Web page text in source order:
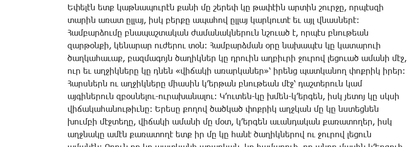
Ե­փե­լէն ետք կաթ­նա­պու­րէն քա­նի մը շե­րեփ կը թա­փէին ար­տին շուր­ջը, որ­պէս­զի
տա­րին ա­ռատ ըլ­լայ, իսկ բեր­քը ա­պա­հով ըլ­լայ կար­կու­տէ եւ այլ վնաս­նե­րէ:
Համ­բար­ձու­մը բնա­պաշ­տա­կան ժա­մա­նակ­նե­րուն նշո­ւած է, որ­պէս բնու­թեան
զար­թօն­քի, կե­նա­րար ու­ժե­րու տօն: Համ­բարձ­ման օ­րը նա­խա­պէս կը կա­տա­րո­ւի
ծաղ­կա­հա­ւաք, բազ­մա­գոյն ծա­ղիկ­ներ կը դրո­ւին աղ­բիւ­րի ջու­րով լե­ցո­ւած ա­մա­նի մէջ,
ուր եւ աղ­ջիկ­նե­րը կը դնեն «վի­ճա­կի ա­ռար­կա­ներ»՝ ի­րենց պատ­կա­նող փոք­րիկ ի­րեր:
Հարս­ներն ու աղ­ջիկ­նե­րը միա­սին կ­’եր­թան բնու­թեան մէջ՝ դաշ­տե­րուն կամ
այ­գի­նե­րուն զբօս­նե­լու-ու­րա­խա­նա­լու: Կ’ու­տեն-կը խմեն-կ­’եր­գեն, իսկ յե­տոյ կը սկսի
վի­ճա­կա­հա­նու­թիւ­նը: Ե­րե­սը քո­ղով ծած­կած փոք­րիկ աղջ­կան մը կը նստեց­նեն
խում­բի մէջ­տե­ղը, վի­ճա­կի ա­մա­նի մը մօտ, կ­’եր­գեն ա­ւան­դա­կան քա­ռա­տո­ղեր, իսկ
աղջ­նա­կը ա­մէն քա­ռա­տո­ղէ ետք իր մը կը հա­նէ ծա­ղիկ­նե­րով ու ջու­րով լե­ցուն